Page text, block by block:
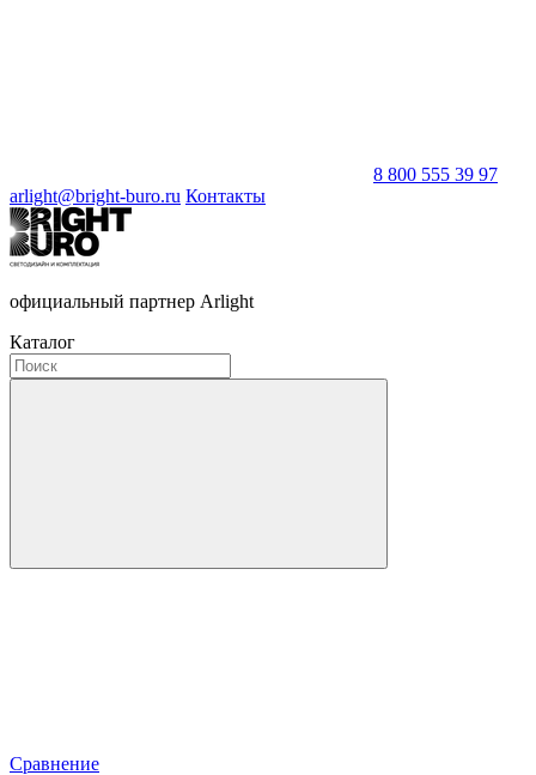
8 800 555 39 97
arlight@bright-buro.ru Контакты
официальный партнер Arlight
Каталог
Сравнение